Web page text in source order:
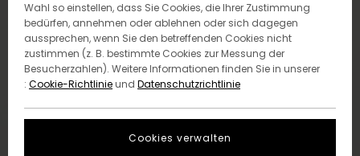
Wahl so einstellen, dass Sie Cookies, die Ihrer Zustimmung
bedürfen, annehmen oder ablehnen oder sich dagegen
aussprechen, wenn Sie den betreffenden Cookies nicht
zustimmen (z. B. bestimmte Cookies zur Messung der
Besucherzahlen). Weitere Informationen finden Sie in unserer
: Cookie-Richtlinieund Datenschutzrichtlinie
Cookies verwalten